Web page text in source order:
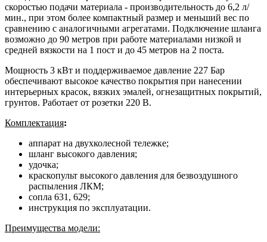
скоростью подачи материала - производительность до 6,2 л/
мин., при этом более компактный размер и меньший вес по
сравнению с аналогичными агрегатами. Подключение шланга
возможно до 90 метров при работе материалами низкой и
средней вязкости на 1 пост и до 45 метров на 2 поста.
Мощность 3 кВт и поддерживаемое давление 227 Бар
обеспечивают высокое качество покрытия при нанесении
интерьерных красок, вязких эмалей, огнезащитных покрытий,
грунтов. Работает от розетки 220 В.
Комплектация:
аппарат на двухколесной тележке;
шланг высокого давления;
удочка;
краскопульт высокого давления для безвоздушного
распыления ЛКМ;
сопла 631, 629;
инструкция по эксплуатации.
Преимущества модели: